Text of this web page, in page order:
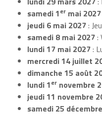
samedi 1er mai 2027
jeudi 6 mai 2027:
samedi 8 mai 2027:
lundi 17 mai 2027:
mercredi 14 juillet
dimanche 15 août
lundi 1er novembre
jeudi 11 novembre
samedi 25